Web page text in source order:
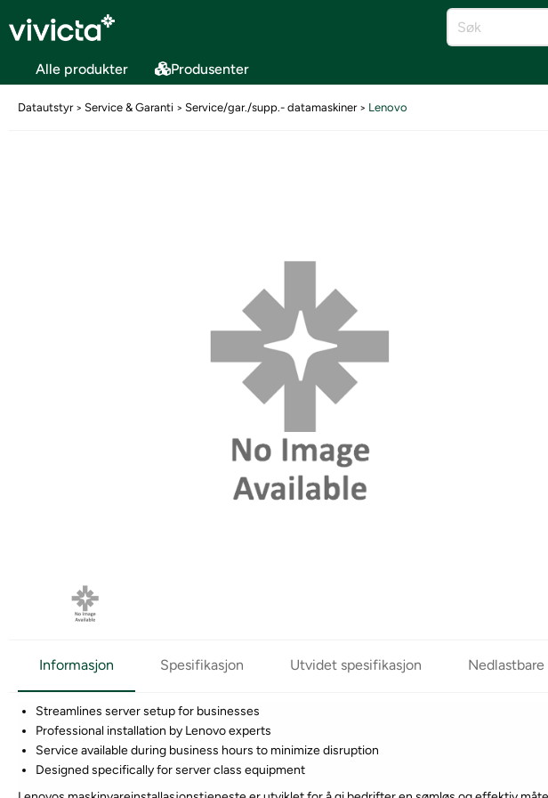
Alle produkter Produsenter
Datautstyr> Service & Garanti > Service/gar./supp.- datamaskiner> Lenovo
Informasjon Spesifikasjon Utvidet spesifikasjon
Streamlines server setup for businesses
Professional installation by Lenovo experts
Service available during business hours to minimize disruption
Designed specifically for server class equipment